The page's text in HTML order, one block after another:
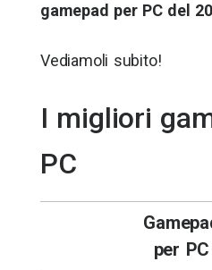
gamepad per PC del
Vediamoli subito!
I migliori
PC
per PC